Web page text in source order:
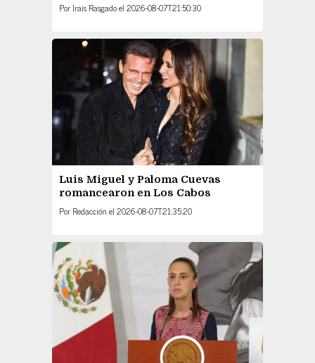
Por Irais Rasgadoel 2026-08-07T21:50:30
Luis Miguel y Paloma Cuevas
romancearon en Los Cabos
Por Redacción el 2026-08-07T21:35:20